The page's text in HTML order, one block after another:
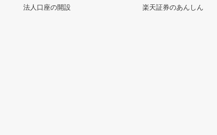
法人口座の開設
楽天証券のあんしん